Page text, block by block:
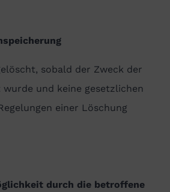
sobald der Zweck der
und keine gesetzlichen
einer Löschung
durch die betroffene